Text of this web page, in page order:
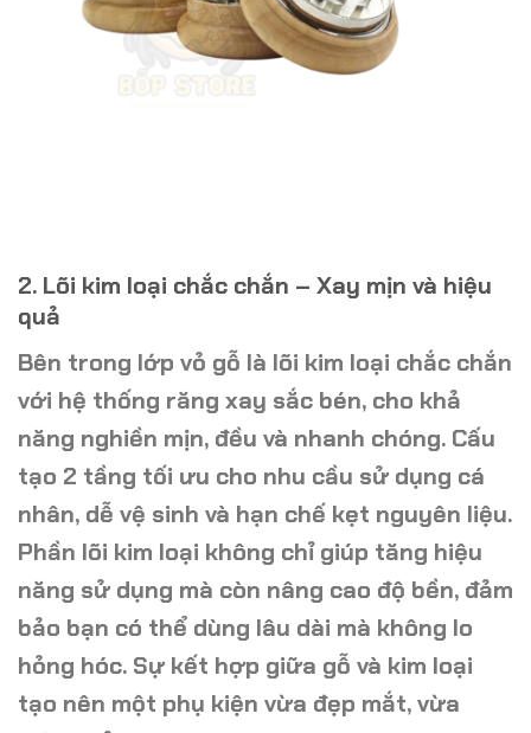
2. Lõi kim loại chắc chắn – Xay mịn và hiệu
quả
Bên trong lớp vỏ gỗ là lõi kim loại chắc chắn
với hệ thống răng xay sắc bén, cho khả
năng nghiền mịn, đều và nhanh chóng. Cấu
tạo 2 tầng tối ưu cho nhu cầu sử dụng cá
nhân, dễ vệ sinh và hạn chế kẹt nguyên liệu.
Phần lõi kim loại không chỉ giúp tăng hiệu
năng sử dụng mà còn nâng cao độ bền, đảm
bảo bạn có thể dùng lâu dài mà không lo
hỏng hóc. Sự kết hợp giữa gỗ và kim loại
tạo nên một phụ kiện vừa đẹp mắt, vừa